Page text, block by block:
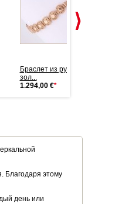
Браслет из русского красного
зол...
1.294,00 €*
Благодаря этому
день или